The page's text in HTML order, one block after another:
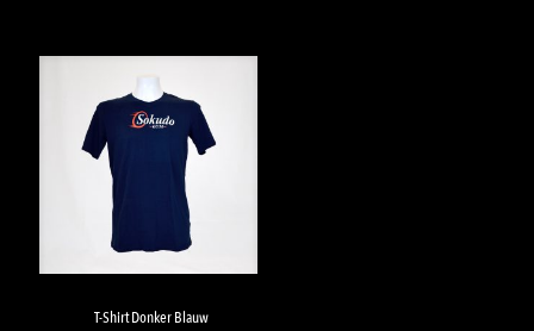
T-Shirt Donker Blauw